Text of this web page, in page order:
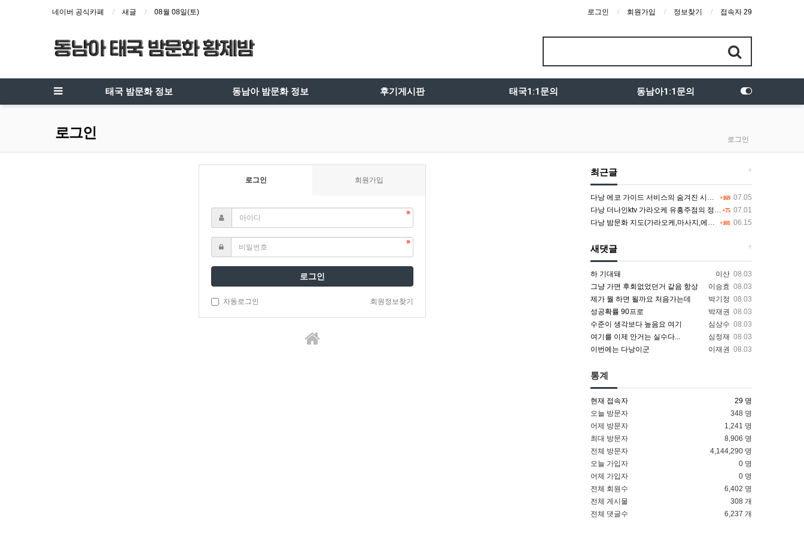
네이버 공식카페 새글 08월 08일(토) 로그인 회원가입 정보찾기 접속자 29
태국 밤문화 정보 동남아 밤문화 정보 후기게시판 태국1:1문의 동남아1:1문의
로그인 로그인
로그인 회원가입
로그인
자동로그인 회원정보찾기
+
최근글
+169 07.05
다낭 에코 가이드 서비스의 숨겨진 시스템과 다채로운 인력 풀의 진실
+75 07.01
다낭 더나인ktv 가라오케 유흥주점의 정석을 찾고 있다면 여기
+101 06.15
다낭 밤문화 지도(가라오케,마사지,에코걸,토킹바,클럽) 유흥별 가격 및 후기공유
+
새댓글
이산 08.03
하 기대돼
이승효 08.03
그냥 가면 후회없었던거 같음 항상
박기정 08.03
제가 뭘 하면 될까요 처음가는데
박재권 08.03
성공확률 90프로
심상수 08.03
수준이 생각보다 높음요 여기
심정재 08.03
여기를 이제 안거는 실수다...
이재권 08.03
이번에는 다낭이군
통계
현재 접속자
29 명
오늘 방문자
348 명
어제 방문자
1,241 명
최대 방문자
8,906 명
전체 방문자
4,144,290 명
오늘 가입자
0 명
어제 가입자
0 명
전체 회원수
6,402 명
전체 게시물
308 개
전체 댓글수
6,237 개